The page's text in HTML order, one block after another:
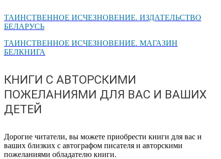
ТАИНСТВЕННОЕ ИСЧЕЗНОВЕНИЕ. ИЗДАТЕЛЬСТВО
БЕЛАРУСЬ
ТАИНСТВЕННОЕ ИСЧЕЗНОВЕНИЕ. МАГАЗИН
БЕЛКНИГА
КНИГИ С АВТОРСКИМИ
ПОЖЕЛАНИЯМИ ДЛЯ ВАС И ВАШИХ
ДЕТЕЙ
Дорогие читатели, вы можете приобрести книги для вас и
ваших близких с автографом писателя и авторскими
пожеланиями обладателю книги.